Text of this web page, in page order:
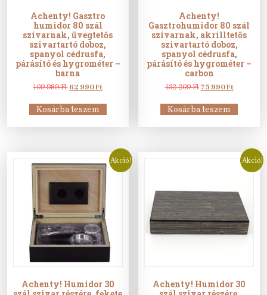
Achenty! Gasztro
humidor 80 szál
szivarnak, üvegtetős
szivartartó doboz,
spanyol cédrusfa,
párásító és hygrométer –
barna
109 989Ft Original
was:
109
62 990FtCurrent
is:
62
Kosárba teszem
Achenty!
Gasztrohumidor 80 szál
szivarnak, akrilltetős
szivartartó doboz,
spanyol cédrusfa,
párásító és hygrométer –
carbon
132 209Ft Original
was:
132
75 990FtCurrent
is:
75
Kosárba teszem
Akció!
Achenty! Humidor 30
Akció!
Achenty! Humidor 30